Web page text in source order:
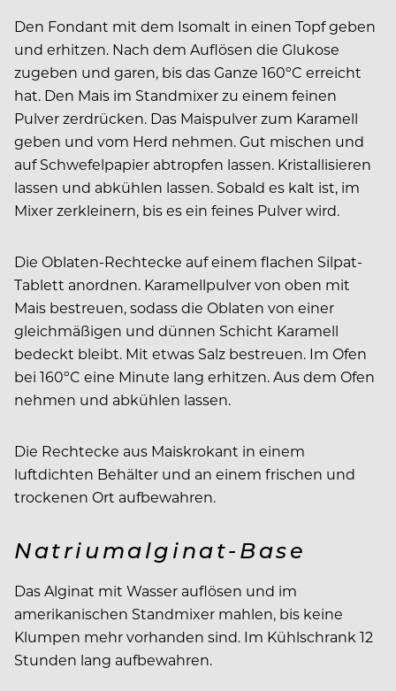
Den Fondant mit dem Isomalt in einen Topf geben
und erhitzen. Nach dem Auflösen die Glukose
zugeben und garen, bis das Ganze 160ºC erreicht
hat. Den Mais im Standmixer zu einem feinen
Pulver zerdrücken. Das Maispulver zum Karamell
geben und vom Herd nehmen. Gut mischen und
auf Schwefelpapier abtropfen lassen. Kristallisieren
lassen und abkühlen lassen. Sobald es kalt ist, im
Mixer zerkleinern, bis es ein feines Pulver wird.
Die Oblaten-Rechtecke auf einem flachen Silpat-
Tablett anordnen. Karamellpulver von oben mit
Mais bestreuen, sodass die Oblaten von einer
gleichmäßigen und dünnen Schicht Karamell
bedeckt bleibt. Mit etwas Salz bestreuen. Im Ofen
bei 160ºC eine Minute lang erhitzen. Aus dem Ofen
nehmen und abkühlen lassen.
Die Rechtecke aus Maiskrokant in einem
luftdichten Behälter und an einem frischen und
trockenen Ort aufbewahren.
Natriumalginat-Base
Das Alginat mit Wasser auflösen und im
amerikanischen Standmixer mahlen, bis keine
Klumpen mehr vorhanden sind. Im Kühlschrank 12
Stunden lang aufbewahren.